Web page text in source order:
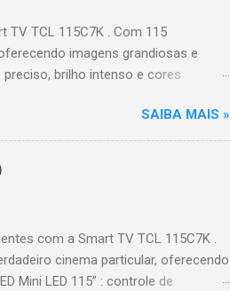
TV TCL 115C7K . Com 115
imagens grandiosas e
preciso, brilho intenso e cores
de 144Hz (até 240Hz com DLG) :
: interface intuitiva,
Prime Video, HBO Max e muito
dimensões Largura: 256,6 cm |
imponen...
SAIBA MAIS »
com a Smart TV TCL 115C7K .
cinema particular, oferecendo
Mini LED 115” : controle de